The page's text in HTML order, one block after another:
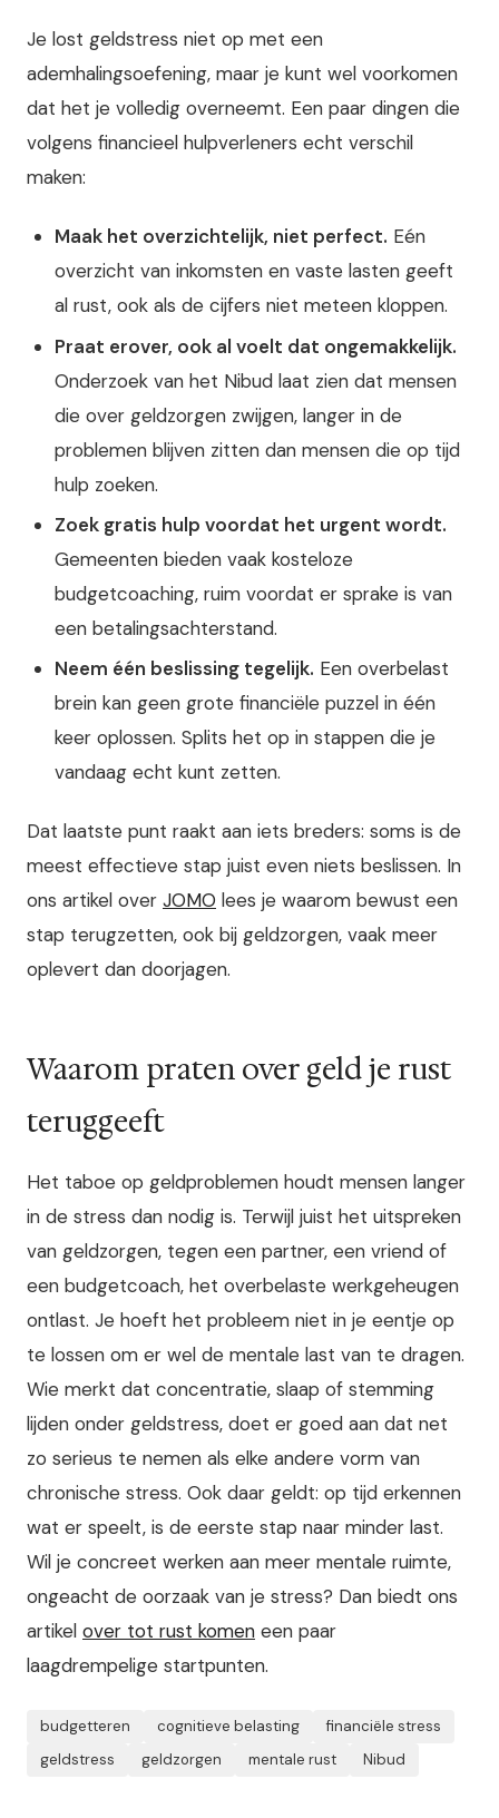
Je lost geldstress niet op met een
ademhalingsoefening, maar je kunt wel voorkomen
dat het je volledig overneemt. Een paar dingen die
volgens financieel hulpverleners echt verschil
maken:
Maak het overzichtelijk, niet perfect. Eén
overzicht van inkomsten en vaste lasten geeft
al rust, ook als de cijfers niet meteen kloppen.
Praat erover, ook al voelt dat ongemakkelijk.
Onderzoek van het Nibud laat zien dat mensen
die over geldzorgen zwijgen, langer in de
problemen blijven zitten dan mensen die op tijd
hulp zoeken.
Zoek gratis hulp voordat het urgent wordt.
Gemeenten bieden vaak kosteloze
budgetcoaching, ruim voordat er sprake is van
een betalingsachterstand.
Neem één beslissing tegelijk. Een overbelast
brein kan geen grote financiële puzzel in één
keer oplossen. Splits het op in stappen die je
vandaag echt kunt zetten.
Dat laatste punt raakt aan iets breders: soms is de
meest effectieve stap juist even niets beslissen. In
ons artikel over JOMO lees je waarom bewust een
stap terugzetten, ook bij geldzorgen, vaak meer
oplevert dan doorjagen.
Waarom praten over geld je rust
teruggeeft
Het taboe op geldproblemen houdt mensen langer
in de stress dan nodig is. Terwijl juist het uitspreken
van geldzorgen, tegen een partner, een vriend of
een budgetcoach, het overbelaste werkgeheugen
ontlast. Je hoeft het probleem niet in je eentje op
te lossen om er wel de mentale last van te dragen.
Wie merkt dat concentratie, slaap of stemming
lijden onder geldstress, doet er goed aan dat net
zo serieus te nemen als elke andere vorm van
chronische stress. Ook daar geldt: op tijd erkennen
wat er speelt, is de eerste stap naar minder last.
Wil je concreet werken aan meer mentale ruimte,
ongeacht de oorzaak van je stress? Dan biedt ons
artikel over tot rust komen een paar
laagdrempelige startpunten.
budgetteren cognitieve belasting
financiële stress
geldstress
geldzorgen mentale rust Nibud